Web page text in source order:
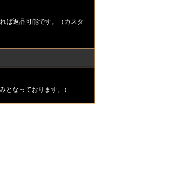
ば返品可能です。（カスタ
なっております。）